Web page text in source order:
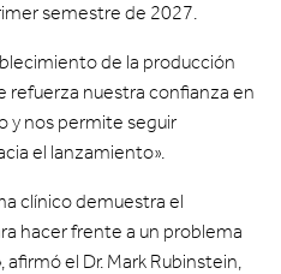
semestre de 2027.
de la producción
refuerza nuestra confianza en
y nos permite seguir
el lanzamiento».
clínico demuestra el
hacer frente a un problema
el Dr. Mark Rubinstein,